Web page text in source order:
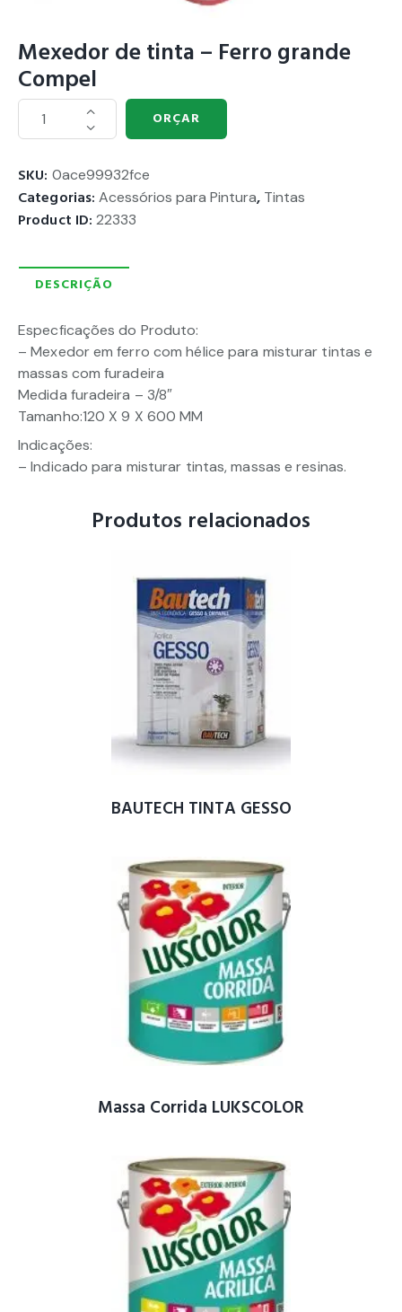
Mexedor de tinta – Ferro grande
Compel
ORÇAR
SKU: 0ace99932fce
Categorias:Acessórios para Pintura, Tintas
Product ID:22333
DESCRIÇÃO
Especficações do Produto:
– Mexedor em ferro com hélice para misturar tintas e
massas com furadeira
Medida furadeira – 3/8″
Tamanho:120 X 9 X 600 MM
Indicações:
– Indicado para misturar tintas, massas e resinas.
Produtos relacionados
BAUTECH TINTA GESSO
Massa Corrida LUKSCOLOR